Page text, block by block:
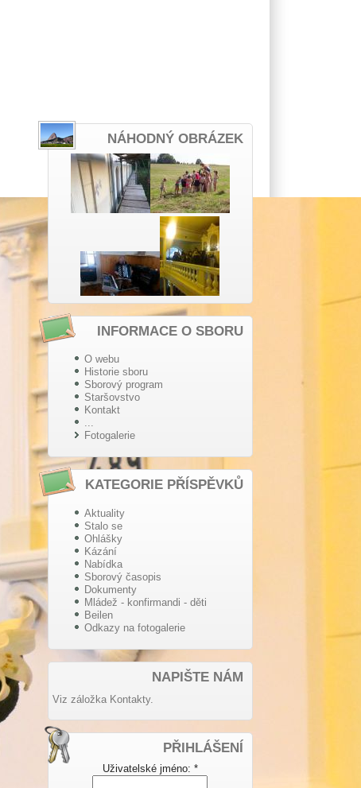
NÁHODNÝ OBRÁZEK
INFORMACE O SBORU
O webu
Historie sboru
Sborový program
Staršovstvo
Kontakt
Fotogalerie
KATEGORIE PŘÍSPĚVKŮ
Aktuality
Stalo se
Ohlášky
Kázání
Nabídka
Sborový časopis
Dokumenty
Mládež - konfirmandi - děti
Beilen
Odkazy na fotogalerie
NAPIŠTE NÁM
Viz záložka Kontakty.
PŘIHLÁŠENÍ
Uživatelské jméno: *